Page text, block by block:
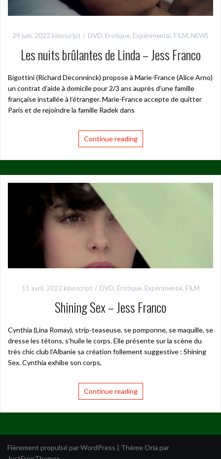
29 juin, 2022 kinoscript DVD, Erotique, Expérimental, FILM, NEWS
Les nuits brûlantes de Linda – Jess Franco
Bigottini (Richard Deconninck) propose à Marie-France (Alice Arno)
un contrat d’aide à domicile pour 2/3 ans auprès d’une famille
française installée à l’étranger. Marie-France accepte de quitter
Paris et de rejoindre la famille Radek dans
Continue reading
11 avril, 2022 kinoscript DVD, Erotique, Expérimental, FILM
Shining Sex – Jess Franco
Cynthia (Lina Romay), strip-teaseuse, se pomponne, se maquille, se
dresse les tétons, s’huile le corps. Elle présente sur la scène du
très chic club l’Albanie sa création follement suggestive : Shining
Sex. Cynthia exhibe son corps,
Continue reading
Fièrement propulsé par WordPress | Thème Oria par